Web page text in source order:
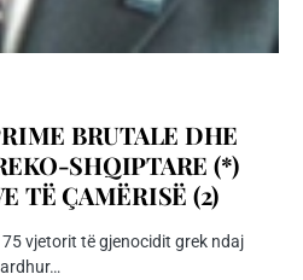
BRUTALE DHE
SHQIPTARE (*)
TË ÇAMËRISË (2)
vjetorit të gjenocidit grek ndaj